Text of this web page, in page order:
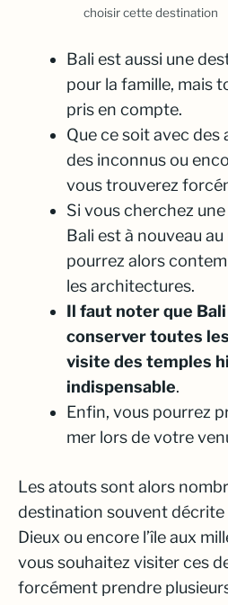
choisir cette destination
Bali est aussi une
pour la famille, mais
pris en compte.
Que ce soit avec des
des inconnus ou
vous trouverez
Si vous cherchez
Bali est à nouveau
pourrez alors
les architectures.
Il faut noter que
conserver toutes
visite des temples
indispensable.
Enfin, vous pourrez
mer lors de votre
Les atouts sont alors
destination souvent décrite
Dieux ou encore l’île aux
vous souhaitez visiter ces
forcément prendre